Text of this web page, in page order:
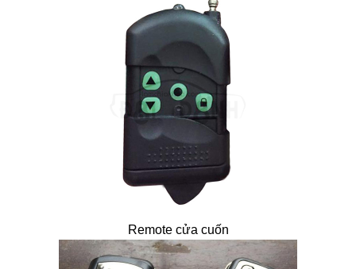
Remote cửa cuốn